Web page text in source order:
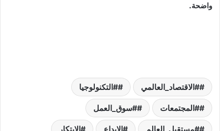
واضحة.
#الاقتصاد_العالمي #التكنولوجيا
#المجتمعات #سوق_العمل
#مستقبل_العالم الإبداع الابتكار